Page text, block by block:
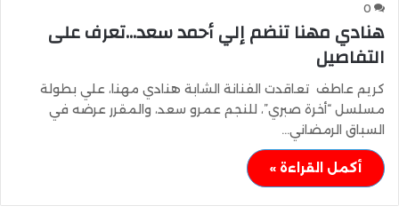
0
هنادي مهنا تنضم إلي أحمد سعد…تعرف على
التفاصيل
كريم عاطف تعاقدت الفنانة الشابة هنادي مهنا، علي بطولة
مسلسل “أخرة صبري”، للنجم عمرو سعد، والمقرر عرضه في
السباق الرمضاني…
أكمل القراءة »